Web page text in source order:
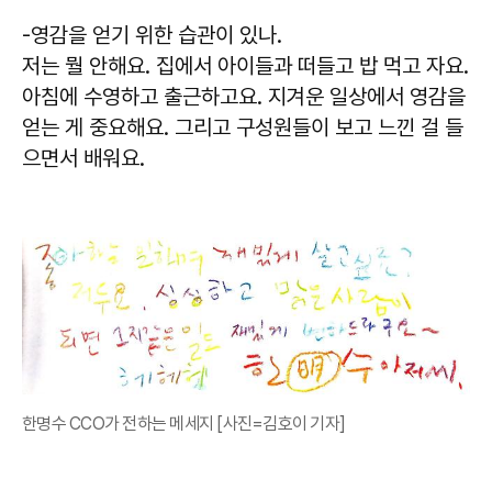
-영감을 얻기 위한 습관이 있나.
저는 뭘 안해요. 집에서 아이들과 떠들고 밥 먹고 자요.
아침에 수영하고 출근하고요. 지겨운 일상에서 영감을
얻는 게 중요해요. 그리고 구성원들이 보고 느낀 걸 들
으면서 배워요.
한명수 CCO가 전하는 메세지 [사진=김호이 기자]